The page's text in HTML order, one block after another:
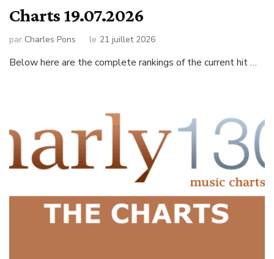
Charts 19.07.2026
par Charles Pons le 21 juillet 2026
Below here are the complete rankings of the current hit …